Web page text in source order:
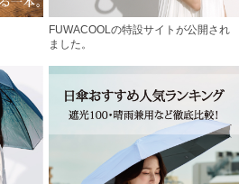
FUWACOOLの特設サイトが公開され
ました。